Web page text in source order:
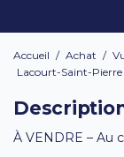
Accueil / Achat /
Lacourt-Saint-Pierre
À VENDRE – Au